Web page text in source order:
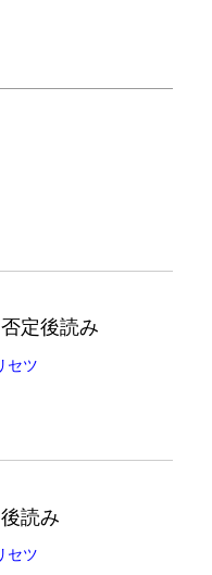
定後読み
セツ
読み
セツ